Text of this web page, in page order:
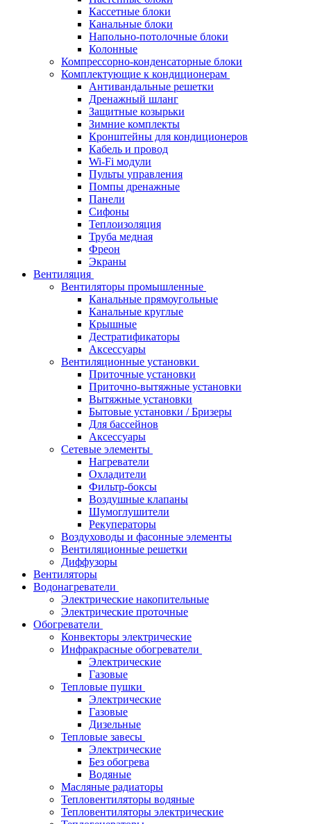
Кассетные блоки
Канальные блоки
Напольно-потолочные блоки
Колонные
Компрессорно-конденсаторные блоки
Комплектующие к кондиционерам
Антивандальные решетки
Дренажный шланг
Защитные козырьки
Зимние комплекты
Кронштейны для кондиционеров
Кабель и провод
Wi-Fi модули
Пульты управления
Помпы дренажные
Панели
Сифоны
Теплоизоляция
Труба медная
Фреон
Экраны
Вентиляция
Вентиляторы промышленные
Канальные прямоугольные
Канальные круглые
Крышные
Дестратификаторы
Аксессуары
Вентиляционные установки
Приточные установки
Приточно-вытяжные установки
Вытяжные установки
Бытовые установки / Бризеры
Для бассейнов
Аксессуары
Сетевые элементы
Нагреватели
Охладители
Фильтр-боксы
Воздушные клапаны
Шумоглушители
Рекуператоры
Воздуховоды и фасонные элементы
Вентиляционные решетки
Диффузоры
Вентиляторы
Водонагреватели
Электрические накопительные
Электрические проточные
Обогреватели
Конвекторы электрические
Инфракрасные обогреватели
Электрические
Газовые
Тепловые пушки
Электрические
Газовые
Дизельные
Тепловые завесы
Электрические
Без обогрева
Водяные
Масляные радиаторы
Тепловентиляторы водяные
Тепловентиляторы электрические